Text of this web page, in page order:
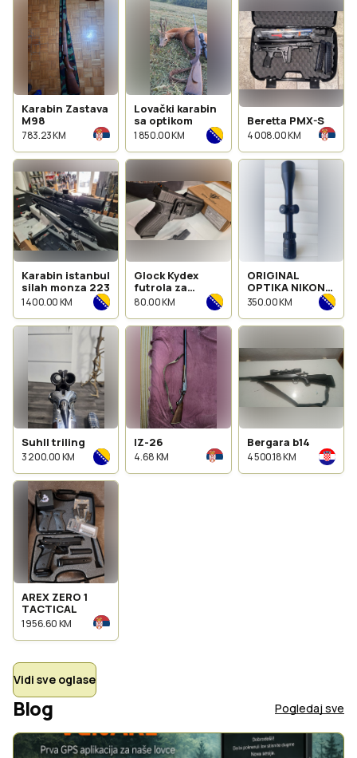
Karabin Zastava
M98
783.23 KM
Lovački karabin
sa optikom
1 850.00 KM
Beretta PMX-S
4 008.00 KM
Karabin istanbul
silah monza 223
1 400.00 KM
Glock Kydex
futrola za
pistolj IWB
nosenje Desna
80.00 KM
ORIGINAL
OPTIKA NIKON
PROSTAFF 3-9
061741352
350.00 KM
Suhll triling
3 200.00 KM
IZ-26
4.68 KM
Bergara b14
4 500.18 KM
AREX ZERO 1
TACTICAL
1 956.60 KM
Vidi sve oglase
Blog Pogledaj sve